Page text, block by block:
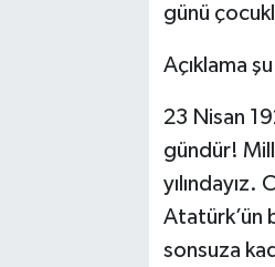
günü
Açıklama
23 Nisan
gündür!
Atatürk’ün
sonsuza